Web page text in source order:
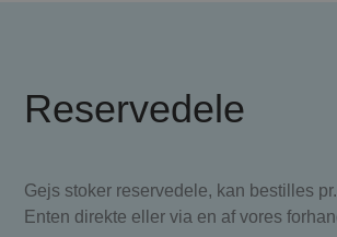
Reservedele
Gejs stoker reservedele, kan bestilles
Enten direkte eller via en af vores